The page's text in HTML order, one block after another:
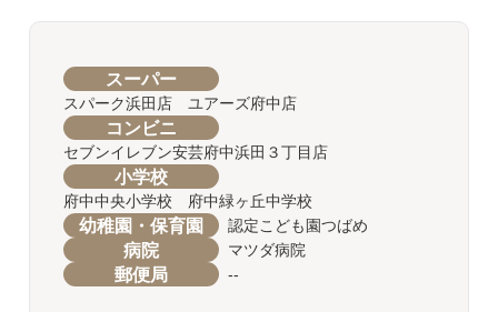
スーパー
スパーク浜田店 ユアーズ府中店
コンビニ
セブンイレブン安芸府中浜田３丁目店
小学校
府中中央小学校 府中緑ヶ丘中学校
幼稚園・保育園 認定こども園つばめ
病院 マツダ病院
郵便局 --